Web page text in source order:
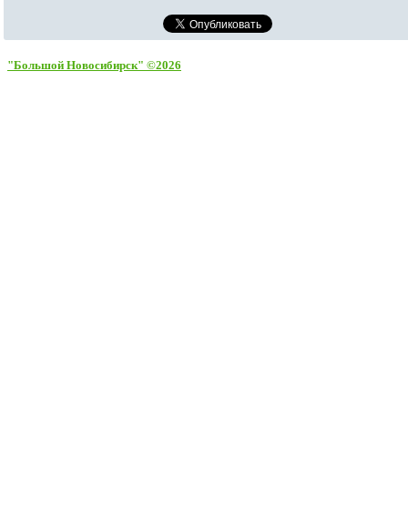
"Большой Новосибирск" ©2026